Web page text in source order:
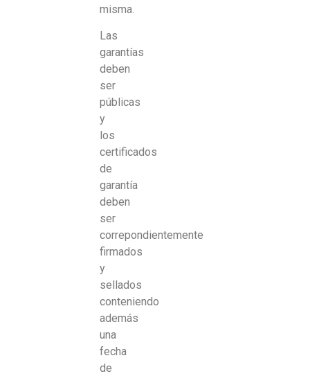
misma.
Las
garantías
deben
ser
públicas
y
los
certificados
de
garantía
deben
ser
correpondientemente
firmados
y
sellados
conteniendo
además
una
fecha
de